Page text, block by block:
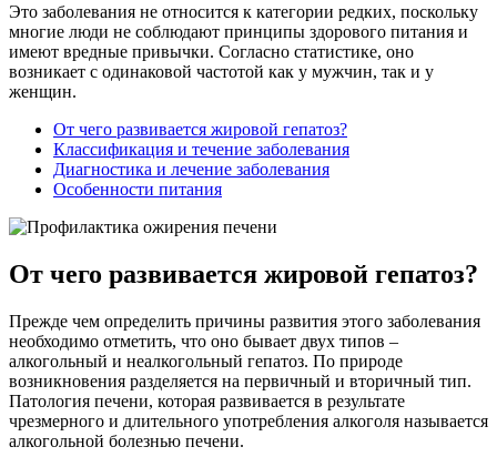
Это заболевания не относится к категории редких, поскольку
многие люди не соблюдают принципы здорового питания и
имеют вредные привычки. Согласно статистике, оно
возникает с одинаковой частотой как у мужчин, так и у
женщин.
От чего развивается жировой гепатоз?
Классификация и течение заболевания
Диагностика и лечение заболевания
Особенности питания
От чего развивается жировой гепатоз?
Прежде чем определить причины развития этого заболевания
необходимо отметить, что оно бывает двух типов –
алкогольный и неалкогольный гепатоз. По природе
возникновения разделяется на первичный и вторичный тип.
Патология печени, которая развивается в результате
чрезмерного и длительного употребления алкоголя называется
алкогольной болезнью печени.